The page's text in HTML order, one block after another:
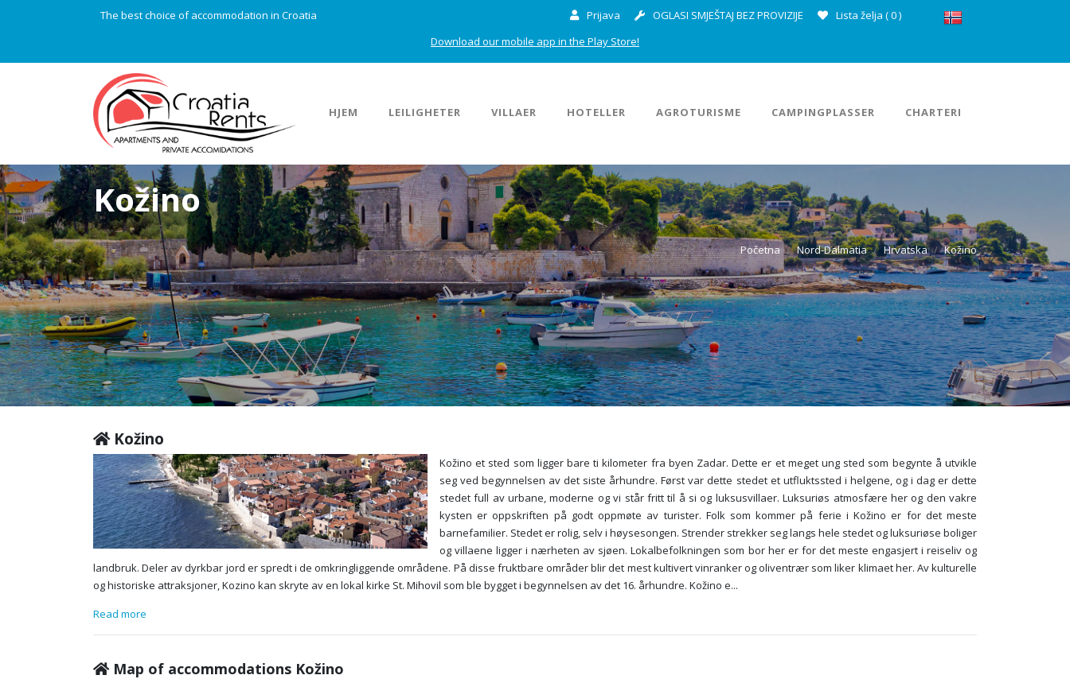
The best choice of accommodation in Croatia Prijava OGLASI SMJEŠTAJ BEZ PROVIZIJE Lista želja (0)
Download our mobile app in the Play Store!
HJEM LEILIGHETER VILLAER HOTELLER AGROTURISME CAMPINGPLASSER CHARTERI
Kožino
Početna Nord-Dalmatia Hrvatska Kožino
Kožino
Kožino et sted som ligger bare ti kilometer fra byen Zadar. Dette er et meget ung sted som begynte å utvikle
seg ved begynnelsen av det siste århundre. Først var dette stedet et utfluktssted i helgene, og i dag er dette
stedet full av urbane, moderne og vi står fritt til å si og luksusvillaer. Luksuriøs atmosfære her og den vakre
kysten er oppskriften på godt oppmøte av turister. Folk som kommer på ferie i Kožino er for det meste
barnefamilier. Stedet er rolig, selv i høysesongen. Strender strekker seg langs hele stedet og luksuriøse boliger
og villaene ligger i nærheten av sjøen. Lokalbefolkningen som bor her er for det meste engasjert i reiseliv og
landbruk. Deler av dyrkbar jord er spredt i de omkringliggende områdene. På disse fruktbare områder blir det mest kultivert vinranker og oliventrær som liker klimaet her. Av kulturelle
og historiske attraksjoner, Kozino kan skryte av en lokal kirke St. Mihovil som ble bygget i begynnelsen av det 16. århundre. Kožino e...
Read more
Map of accommodations Kožino